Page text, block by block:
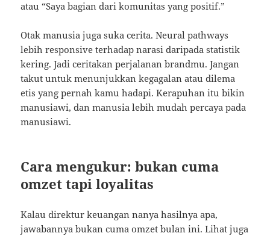
atau “Saya bagian dari komunitas yang positif.”
Otak manusia juga suka cerita. Neural pathways
lebih responsive terhadap narasi daripada statistik
kering. Jadi ceritakan perjalanan brandmu. Jangan
takut untuk menunjukkan kegagalan atau dilema
etis yang pernah kamu hadapi. Kerapuhan itu bikin
manusiawi, dan manusia lebih mudah percaya pada
manusiawi.
Cara mengukur: bukan cuma
omzet tapi loyalitas
Kalau direktur keuangan nanya hasilnya apa,
jawabannya bukan cuma omzet bulan ini. Lihat juga